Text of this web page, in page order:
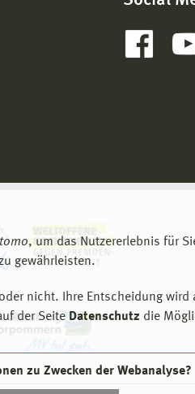
, um das Nutzererlebnis für
gewährleisten.
nicht. Ihre Entscheidung wird
der Seite Datenschutz die
zu Zwecken der Webanalyse?